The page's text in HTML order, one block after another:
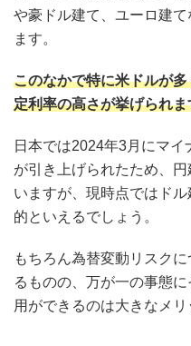
や豪ドル建て、ユーロ建
ます。
このなかで特に米ドルが
定利率の高さが挙げられま
日本では2024年3月にマイ
が引き上げられたため、
いますが、現時点ではド
的といえるでしょう。
もちろん為替変動リスク
るものの、万が一の事態
用ができるのは大きなメリ